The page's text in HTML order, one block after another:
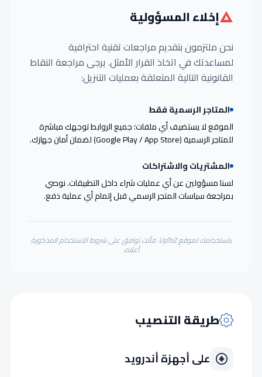
إخلاء المسؤولية
نحن ملتزمون بتقديم مراجعات تقنية احترافية
لمساعدتك في اتخاذ القرار الأمثل. يرجى مراجعة النقاط
القانونية التالية المتعلقة بعمليات التنزيل:
المتاجر الرسمية فقط
الموقع لا يستضيف أي ملفات؛ جميع الروابط توجهك مباشرة
للمتاجر الرسمية (Google Play / App Store) لضمان أمان جهازك.
المشتريات والاشتراكات
لسنا مسؤولين عن أي عمليات شراء داخل التطبيقات. نوصي
بمراجعة سياسات المتجر الرسمي قبل إتمام أي عملية دفع.
باستخدامك لموقع UpToZ، فأنت توافق على شروط الاستخدام المذكورة
أعلاه.
طريقة التنصيب
على أجهزة أندرويد